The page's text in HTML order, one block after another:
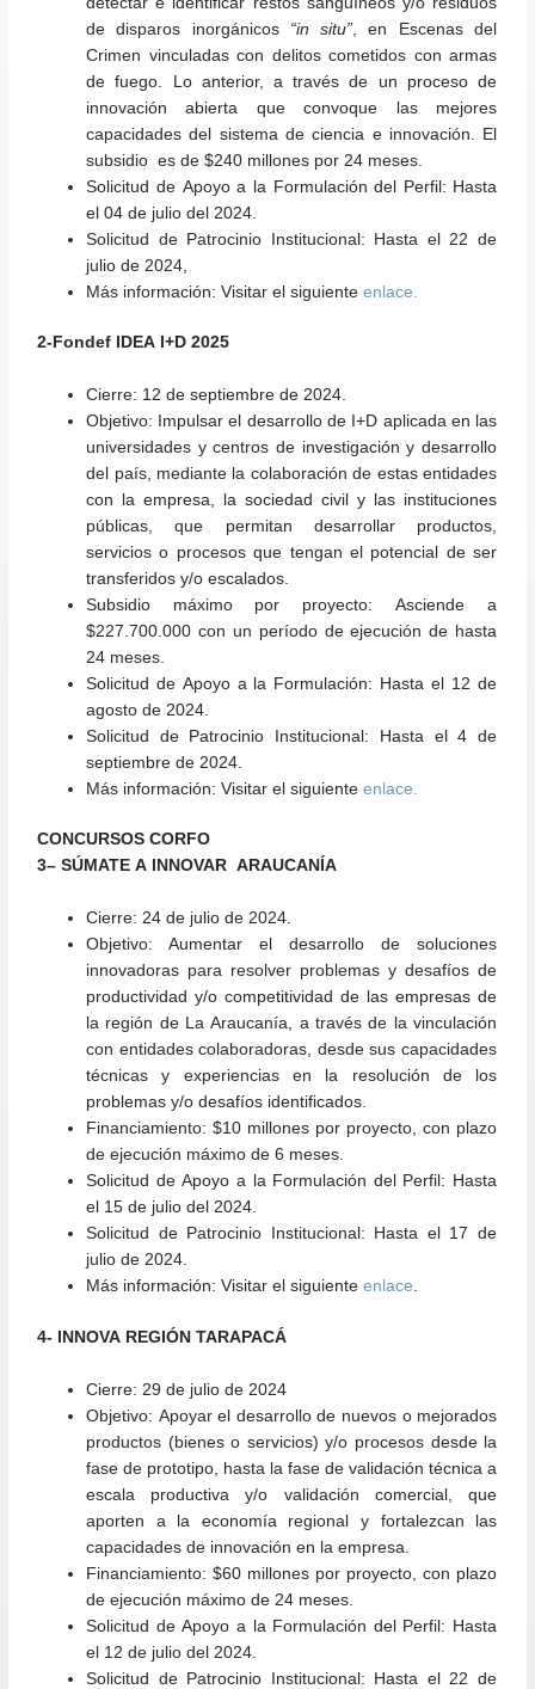
de disparos inorgánicos “in situ” , en Escenas del
Crimen vinculadas con delitos cometidos con armas
de fuego. Lo anterior, a través de un proceso de
innovación abierta que convoque las mejores
capacidades del sistema de ciencia e innovación. El
subsidio es de $240 millones por 24 meses.
Solicitud de Apoyo a la Formulación del Perfil: Hasta
el 04 de julio del 2024.
Solicitud de Patrocinio Institucional: Hasta el 22 de
julio de 2024,
Más información:Visitar el siguiente enlace.
2-Fondef IDEA I+D 2025
Cierre: 12 de septiembre de 2024.
Objetivo:
Impulsar el desarrollo de I+D aplicada en las
universidades y centros de investigación y desarrollo
del país, mediante la colaboración de estas entidades
con la empresa, la sociedad civil y las instituciones
públicas, que permitan desarrollar productos,
servicios o procesos que tengan el potencial de ser
transferidos y/o escalados.
Subsidio máximo por proyecto: Asciende a
$227.700.000 con un período de ejecución de hasta
24 meses.
Solicitud de Apoyo a la Formulación: Hasta el 12 de
agosto de 2024.
Solicitud de Patrocinio Institucional: Hasta el 4 de
septiembre de 2024.
Más información:Visitar el siguiente enlace
CONCURSOS CORFO
3– SÚMATE A INNOVAR ARAUCANÍA
Cierre: 24 de julio de 2024.
Objetivo:Aumentar el desarrollo de soluciones
innovadoras para resolver problemas y desafíos de
productividad y/o competitividad de las empresas de
la región de La Araucanía, a través de la vinculación
con entidades colaboradoras, desde sus capacidades
técnicas y experiencias en la resolución de los
problemas y/o desafíos identificados.
Financiamiento:$10 millones por proyecto, con plazo
de ejecución máximo de 6 meses.
Solicitud de Apoyo a la Formulación del Perfil: Hasta
el 15 de julio del 2024.
Solicitud de Patrocinio Institucional:
Hasta el 17 de
julio de 2024.
Más información:Visitar el siguiente enlace.
4- INNOVA REGIÓN TARAPACÁ
Cierre: 29 de julio de 2024
Objetivo: Apoyar el desarrollo de nuevos o mejorados
productos (bienes o servicios) y/o procesos desde la
fase de prototipo, hasta la fase de validación técnica a
escala productiva y/o validación comercial, que
aporten a la economía regional y fortalezcan las
capacidades de innovación en la empresa.
Financiamiento:$60 millones por proyecto, con plazo
de ejecución máximo de 24 meses.
Solicitud de Apoyo a la Formulación del Perfil: Hasta
el 12 de julio del 2024.
Solicitud de Patrocinio Institucional: Hasta el 22 de